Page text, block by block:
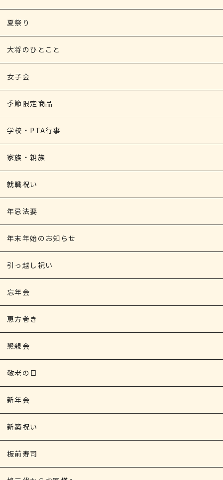
夏祭り
大将のひとこと
女子会
季節限定商品
学校・PTA行事
家族・親族
就職祝い
年忌法要
年末年始のお知らせ
引っ越し祝い
忘年会
恵方巻き
懇親会
敬老の日
新年会
新築祝い
板前寿司